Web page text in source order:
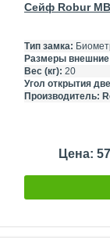
Сейф Robur
Тип замка:
Размеры
Вес (кг): 20
Угол открытия
Производитель:
Цена: